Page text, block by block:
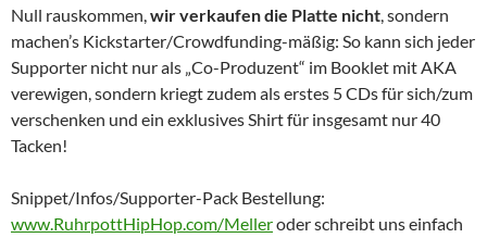
Null rauskommen,wir verkaufen die Platte nicht, sondern
machen’s Kickstarter/Crowdfunding-mäßig: So kann sich jeder
Supporter nicht nur als „Co-Produzent“ im Booklet mit AKA
verewigen, sondern kriegt zudem als erstes 5 CDs für sich/zum
verschenken und ein exklusives Shirt für insgesamt nur 40
Tacken!
Snippet/Infos/Supporter-Pack Bestellung:
www.RuhrpottHipHop.com/Melleroder schreibt uns einfach